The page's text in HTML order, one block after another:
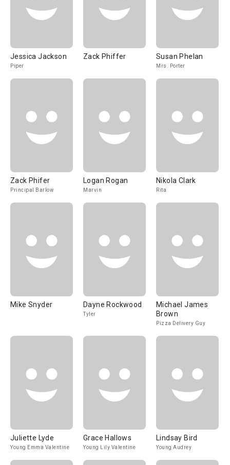
Jessica Jackson
Piper
Zack Phiffer Susan Phelan
Mrs. Porter
Zack Phifer
Principal Barlow
Logan Rogan
Marvin
Nikola Clark
Rita
Mike Snyder Dayne Rockwood
Tyler
Michael James
Brown
Pizza Delivery Guy
Juliette Lyde
Young Emma Valentine
Grace Hallows
Young Lily Valentine
Lindsay Bird
Young Audrey